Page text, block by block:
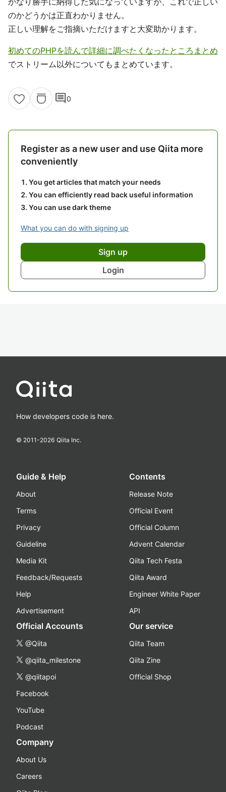
のかどうかは正直わかりません。
正しい理解をご指摘いただけますと大変助かります。
初めてのPHPを読んで詳細に調べたくなったところまとめ
でストリーム以外についてもまとめています。
comment0
Register as a new user and use Qiita more
conveniently
You get articles that match your needs
You can efficiently read back useful information
You can use dark theme
What you can do with signing up
Sign up
Login
How developers code is here.
© 2011-2026 Qiita Inc.
Guide & Help
About
Terms
Privacy
Guideline
Media Kit
Feedback/Requests
Help
Advertisement
Contents
Release Note
Official Event
Official Column
Advent Calendar
Qiita Tech Festa
Qiita Award
Engineer White Paper
API
Official Accounts
@Qiita
@qiita_milestone
@qiitapoi
Facebook
YouTube
Podcast
Our service
Qiita Team
Qiita Zine
Official Shop
Company
About Us
Careers